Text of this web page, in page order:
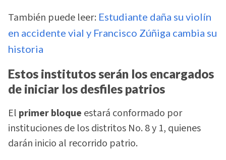
También puede leer: Estudiante daña su violín
en accidente vial y Francisco Zúñiga cambia su
historia
Estos institutos serán los encargados
de iniciar los desfiles patrios
El primer bloque estará conformado por
instituciones de los distritos No. 8 y 1, quienes
darán inicio al recorrido patrio.